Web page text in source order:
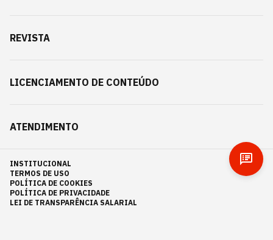
REVISTA
LICENCIAMENTO DE CONTEÚDO
ATENDIMENTO
INSTITUCIONAL
TERMOS DE USO
POLÍTICA DE COOKIES
POLÍTICA DE PRIVACIDADE
LEI DE TRANSPARÊNCIA SALARIAL